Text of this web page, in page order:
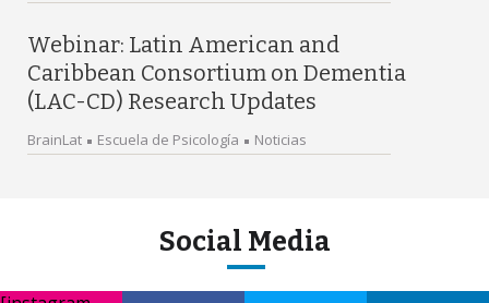
Webinar: Latin American and
Caribbean Consortium on Dementia
(LAC-CD) Research Updates
BrainLat Escuela de Psicología Noticias
Social Media